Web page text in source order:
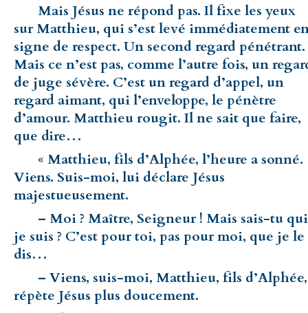
Mais Jésus ne répond pas. Il fixe les yeux
sur Matthieu, qui s’est levé immédiatement
signe de respect. Un second regard pénétrant.
Mais ce n’est pas, comme l’autre fois, un
de juge sévère. C’est un regard d’appel, un
regard aimant, qui l’enveloppe, le pénètre
d’amour. Matthieu rougit. Il ne sait que faire,
que dire…
« Matthieu, fils d’Alphée, l’heure a sonné.
Viens. Suis-moi, lui déclare Jésus
majestueusement.
– Moi ? Maître, Seigneur ! Mais sais-tu qui
je suis ? C’est pour toi, pas pour moi, que je le
dis…
– Viens, suis-moi, Matthieu, fils d’Alphée,
répète Jésus plus doucement.